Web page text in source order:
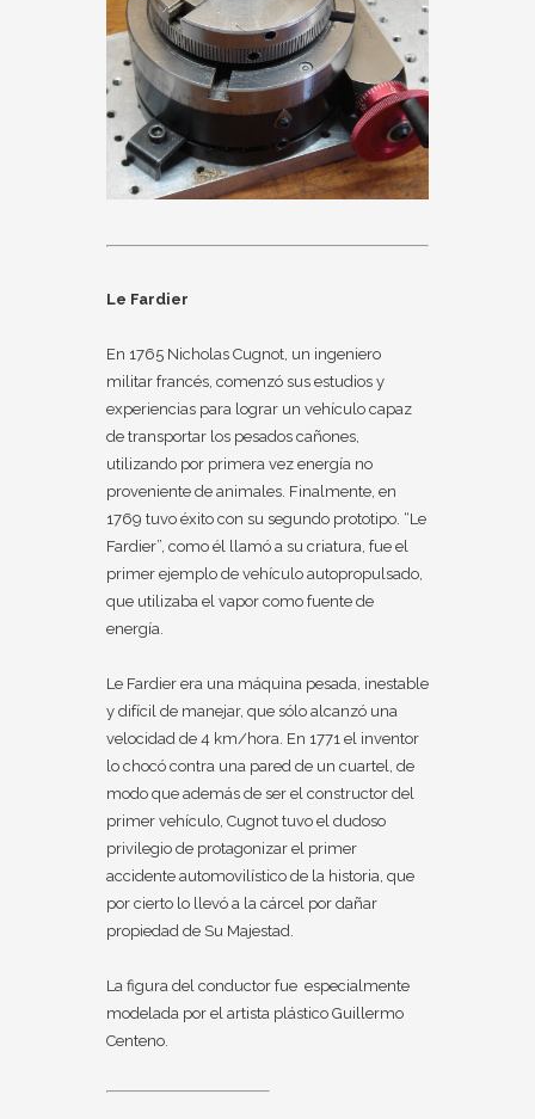
Le Fardier
En 1765 Nicholas Cugnot, un ingeniero
militar francés, comenzó sus estudios y
experiencias para lograr un vehículo capaz
de transportar los pesados cañones,
utilizando por primera vez energía no
proveniente de animales. Finalmente, en
1769 tuvo éxito con su segundo prototipo. “Le
Fardier”, como él llamó a su criatura, fue el
primer ejemplo de vehículo autopropulsado,
que utilizaba el vapor como fuente de
energía.
Le Fardier era una máquina pesada, inestable
y difícil de manejar, que sólo alcanzó una
velocidad de 4 km/hora. En 1771 el inventor
lo chocó contra una pared de un cuartel, de
modo que además de ser el constructor del
primer vehículo, Cugnot tuvo el dudoso
privilegio de protagonizar el primer
accidente automovilístico de la historia, que
por cierto lo llevó a la cárcel por dañar
propiedad de Su Majestad.
La figura del conductor fue especialmente
modelada por el artista plástico Guillermo
Centeno.